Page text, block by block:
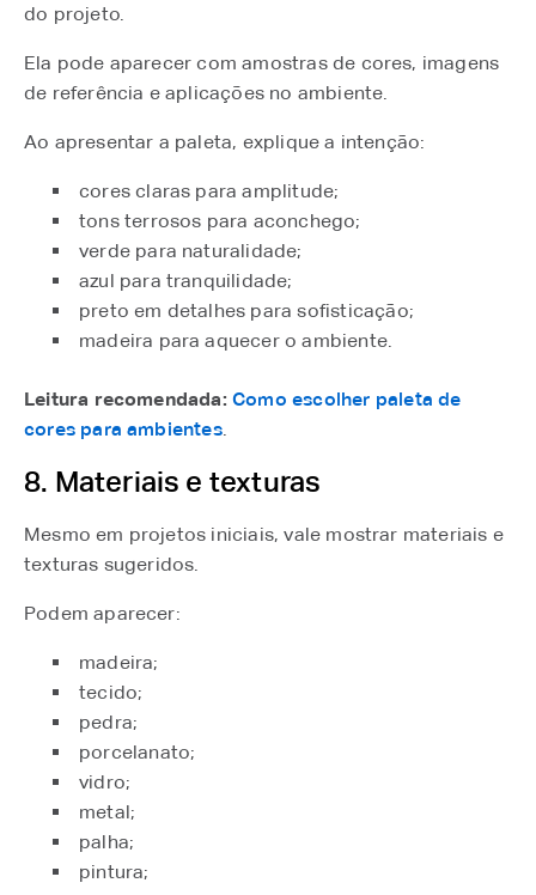
do projeto.
Ela pode aparecer com amostras de cores, imagens
de referência e aplicações no ambiente.
Ao apresentar a paleta, explique a intenção:
cores claras para amplitude;
tons terrosos para aconchego;
verde para naturalidade;
azul para tranquilidade;
preto em detalhes para sofisticação;
madeira para aquecer o ambiente.
Leitura recomendada: Como escolher paleta de
cores para ambientes.
8. Materiais e texturas
Mesmo em projetos iniciais, vale mostrar materiais e
texturas sugeridos.
Podem aparecer:
madeira;
tecido;
pedra;
porcelanato;
vidro;
metal;
palha;
pintura;